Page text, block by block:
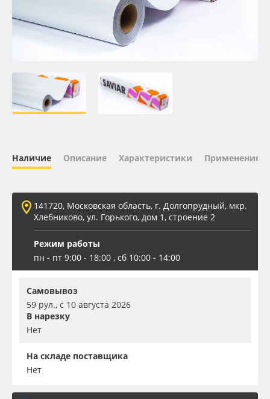
Oracal 641
Плёнка монтажная Oratape
ПЭТ листовой
Баннер
Заготовки для сувениров
Наличие Описание Характеристики Применение
141720, Московская область, г. Долгопрудный, мкр.
Хлебниково, ул. Горького, дом 1, строение 2
Режим работы
пн - пт 9:00 - 18:00 , сб 10:00 - 14:00
Самовывоз
59 рул., с 10 августа 2026
В нарезку
Нет
На складе поставщика
Нет